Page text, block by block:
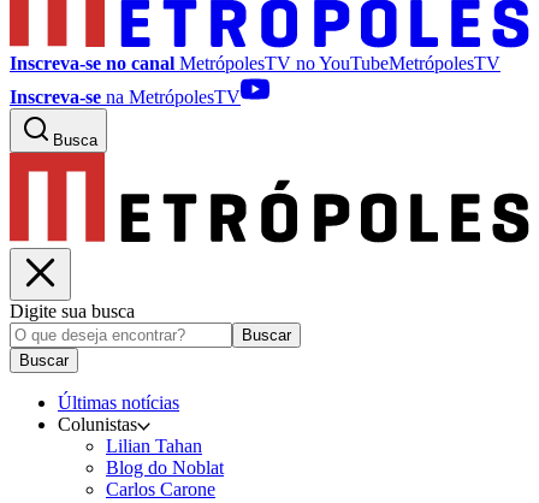
Inscreva-se no canal MetrópolesTV noYouTubeMetrópolesTV
Inscreva-se na MetrópolesTV
Busca
Digite sua busca
Buscar
Buscar
Últimas notícias
Colunistas
Lilian Tahan
Blog do Noblat
Carlos Carone